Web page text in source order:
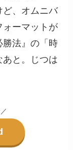
ど、オムニバ
ォーマットが
勝法』の「時
と。じつは